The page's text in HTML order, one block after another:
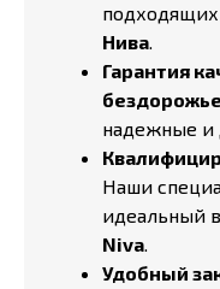
Нива.
Гарантия
надежные и
Наши
идеальный
Niva.
Удобный